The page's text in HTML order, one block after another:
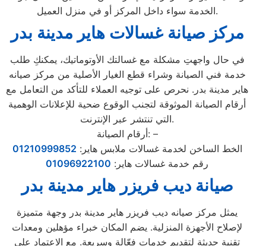
الخدمة سواء داخل المركز أو في منزل العميل.
مركز صيانة غسالات هاير مدينة بدر
في حال واجهتِ مشكلة مع غسالتك الأوتوماتيك، يمكنكِ طلب
خدمة فني الصيانة وشراء قطع الغيار الأصلية من مركز صيانه
هاير مدينة بدر. نحرص على توجيه العملاء للتأكد من التعامل مع
أرقام الصيانة الموثوقة لتجنب الوقوع ضحية للإعلانات الوهمية
التي تنتشر عبر الإنترنت.
أرقام الصيانة: –
الخط الساخن لخدمة غسالات ملابس هاير: 01210999852
رقم خدمة غسالات هاير: 01096922100
صيانة ديب فريزر هاير مدينة بدر
يمثل مركز صيانه ديب فريزر هاير مدينة بدر وجهة متميزة
لإصلاح الأجهزة المنزلية. يضم المكان خبراء مؤهلين ومعدات
تقنية حديثة لتقديم خدمات فعّالة وسريعة. مع الاعتماد على